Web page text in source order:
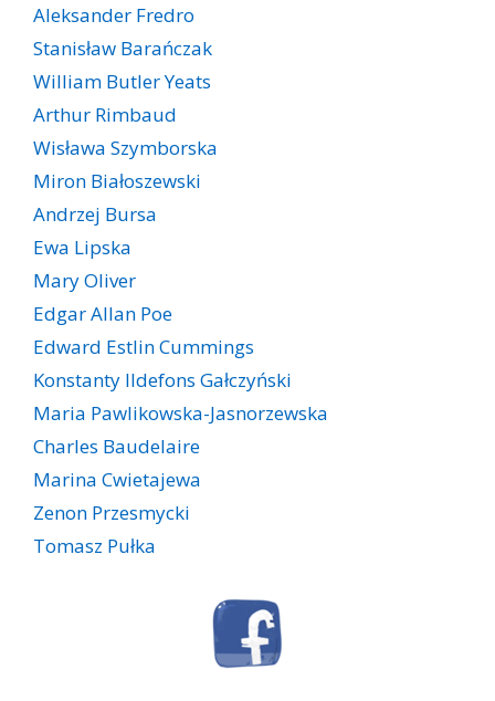
Aleksander Fredro
Stanisław Barańczak
William Butler Yeats
Arthur Rimbaud
Wisława Szymborska
Miron Białoszewski
Andrzej Bursa
Ewa Lipska
Mary Oliver
Edgar Allan Poe
Edward Estlin Cummings
Konstanty Ildefons Gałczyński
Maria Pawlikowska-Jasnorzewska
Charles Baudelaire
Marina Cwietajewa
Zenon Przesmycki
Tomasz Pułka